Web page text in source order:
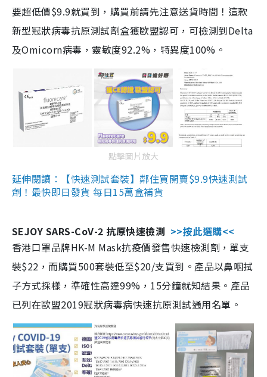
要超低價$9.9就買到，購買前請先注意送貨時間！這款
新型冠狀病毒抗原測試劑盒獲歐盟認可，可檢測到Delta
及Omicorn病毒，靈敏度92.2%，特異度100%。
點擊圖片放大
延伸閱讀：【快速測試套裝】鄰住買開賣$9.9快速測試
劑！最快即日發貨 每日15萬盒補貨
SEJOY SARS-CoV-2 抗原快速檢測 >>按此選購<<
香港口罩品牌HK-M Mask抗疫價發售快速檢測劑，單支
裝$22，而購買500套裝低至$20/支買到。產品以鼻咽拭
子方式採樣，準確性高達99%，15分鐘就知結果。產品
已列在歐盟2019冠狀病毒病快速抗原測試通用名單。